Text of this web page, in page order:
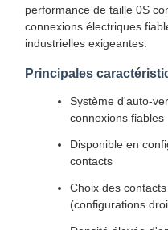
performance de taille 0S
connexions électriques
industrielles exigeantes.
Principales
Système d'auto-
connexions fiables
Disponible en
contacts
Choix des
(configurations